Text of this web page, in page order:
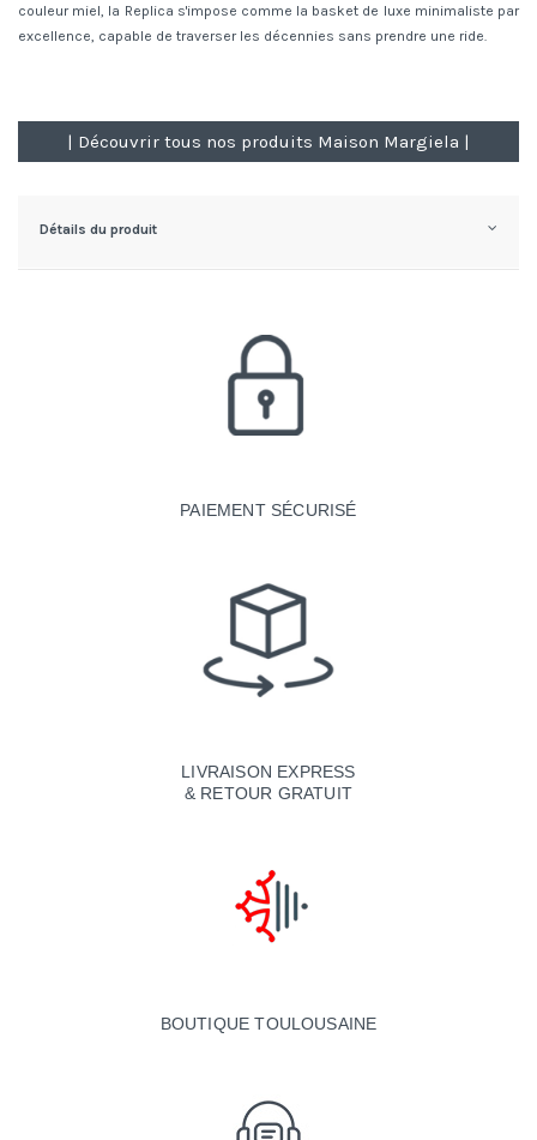
couleur miel, la Replica s'impose comme la basket de luxe minimaliste par
excellence, capable de traverser les décennies sans prendre une ride.
| Découvrir tous nos produits Maison Margiela |
Détails du produit
PAIEMENT SÉCURISÉ
LIVRAISON EXPRESS
& RETOUR GRATUIT
BOUTIQUE TOULOUSAINE